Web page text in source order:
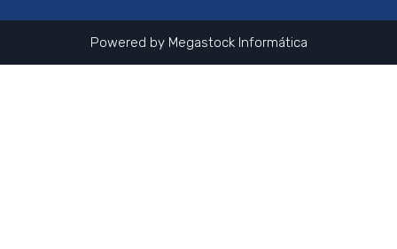
Powered by Megastock Informática